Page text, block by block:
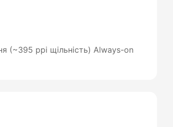
(~395 ppi щільність) Always-on